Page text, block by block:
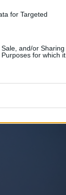
for Targeted
and/or Sharing
for which it